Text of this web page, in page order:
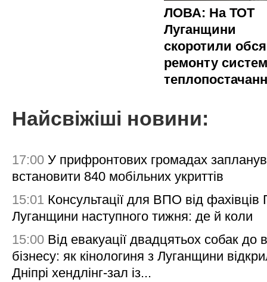
ЛОВА: На ТОТ
Луганщини
скоротили
ремонту
Найсвіжіші новини:
17:00 У прифронтових громадах
встановити 840 мобільних укриттів
15:01 Консультації для ВПО від
Луганщини наступного тижня: де й коли
15:00 Від евакуації двадцятьох собак до
бізнесу: як кінологиня з Луганщини
Дніпрі хендлінг-зал із...